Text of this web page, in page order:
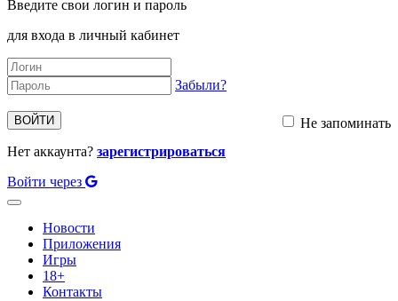
Введите свои логин и пароль
для входа в личный кабинет
Забыли?
ВОЙТИ
Не запоминать
Нет аккаунта? зарегистрироваться
Войти через
Toggle
navigationНовости
Приложения
Игры
18+
Контакты